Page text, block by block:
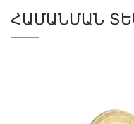
ՀԱՄԱՆՄԱՆ